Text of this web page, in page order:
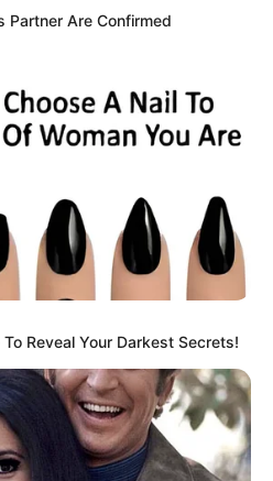
Partner Are Confirmed
Reveal Your Darkest Secrets!